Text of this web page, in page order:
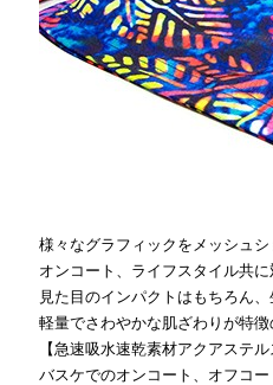
様々なグラフィックをメッシュ
オンコート、ライフスタイル共に
見た目のインパクトはもちろん
軽量でさわやかな肌ざわりが特
【急速吸水速乾素材アクアステ
バスケでのオンコート、オフコー